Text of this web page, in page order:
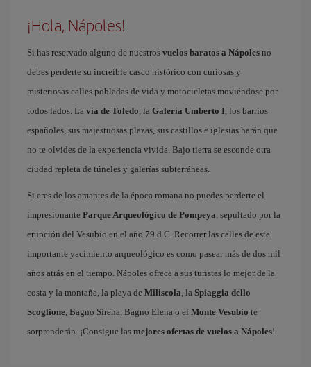
¡Hola, Nápoles!
Si has reservado alguno de nuestros vuelos baratos a Nápoles no
debes perderte su increíble casco histórico con curiosas y
misteriosas calles pobladas de vida y motocicletas moviéndose por
todos lados. La vía de Toledo, la Galería Umberto I, los barrios
españoles, sus majestuosas plazas, sus castillos e iglesias harán que
no te olvides de la experiencia vivida. Bajo tierra se esconde otra
ciudad repleta de túneles y galerías subterráneas.
Si eres de los amantes de la época romana no puedes perderte el
impresionante Parque Arqueológico de Pompeya, sepultado por la
erupción del Vesubio en el año 79 d.C. Recorrer las calles de este
importante yacimiento arqueológico es como pasear más de dos mil
años atrás en el tiempo. Nápoles ofrece a sus turistas lo mejor de la
costa y la montaña, la playa de Miliscola, la Spiaggia dello
Scoglione, Bagno Sirena, Bagno Elena o el Monte Vesubio te
sorprenderán. ¡Consigue las mejores ofertas de vuelos a Nápoles!